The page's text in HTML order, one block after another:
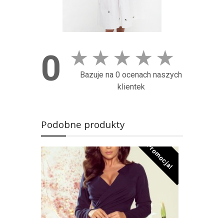
0 ★ ★ ★ ★ ★
Bazuje na 0 ocenach naszych
klientek
Podobne produkty
Promocja!